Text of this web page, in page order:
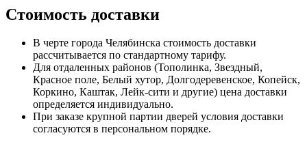
Стоимость доставки
В черте города Челябинска стоимость доставки
рассчитывается по стандартному тарифу.
Для отдаленных районов (Тополинка, Звездный,
Красное поле, Белый хутор, Долгодеревенское, Копейск,
Коркино, Каштак, Лейк-сити и другие) цена доставки
определяется индивидуально.
При заказе крупной партии дверей условия доставки
согласуются в персональном порядке.